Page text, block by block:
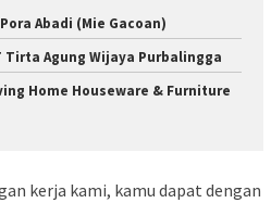
Abadi (Mie Gacoan)
Tirta Agung Wijaya Purbalingga
Home Houseware & Furniture
kerja kami, kamu dapat dengan